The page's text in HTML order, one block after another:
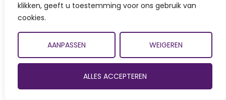
klikken, geeft u toestemming voor ons gebruik van
cookies.
AANPASSEN WEIGEREN
ALLES ACCEPTEREN